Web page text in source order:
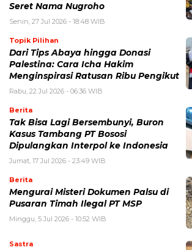
Seret Nama Nugroho
Senin, 27 Jul 2026 - 18:48 WIB
Topik Pilihan
Dari Tips Abaya hingga Donasi
Palestina: Cara Icha Hakim
Menginspirasi Ratusan Ribu Pengikut
Rabu, 22 Jul 2026 - 06:36 WIB
Berita
Tak Bisa Lagi Bersembunyi, Buron
Kasus Tambang PT Bososi
Dipulangkan Interpol ke Indonesia
Jumat, 17 Jul 2026 - 23:49 WIB
Berita
Mengurai Misteri Dokumen Palsu di
Pusaran Timah Ilegal PT MSP
Minggu, 5 Jul 2026 - 10:52 WIB
Sastra